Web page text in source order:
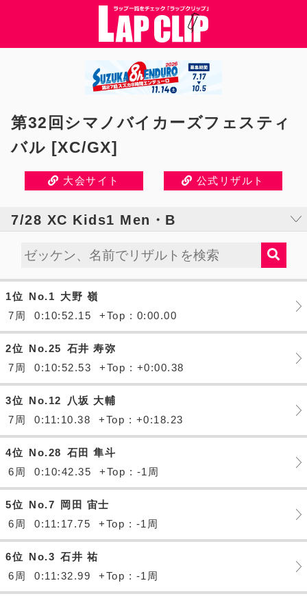
第32回シマノバイカーズフェスティ
バル [XC/GX]
大会サイト 公式リザルト
7/28 XC Kids1 Men・B
1位 No.1 大野 嶺
7周
0:10:52.15 +Top : 0:00.00
2位 No.25 石井 寿弥
7周
0:10:52.53 +Top : +0:00.38
3位 No.12
八坂 大輔
7周
0:11:10.38 +Top : +0:18.23
4位 No.28 石田 隼斗
6周
0:10:42.35 +Top : -1周
5位 No.7
岡田 宙士
6周
0:11:17.75 +Top : -1周
6位 No.3 石井 祐
6周
0:11:32.99 +Top : -1周